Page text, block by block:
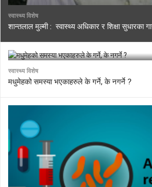
स्वास्थ्य विशेष
शान्तलाल मुल्मी : स्वास्थ्य अधिकार र शिक्षा सुधारका
स्वास्थ्य विशेष
मधुमेहको समस्या भएकाहरुले के गर्ने, के नगर्ने ?